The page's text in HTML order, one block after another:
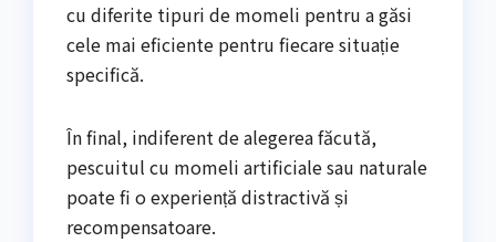
cu diferite tipuri de momeli pentru a găsi
cele mai eficiente pentru fiecare situație
specifică.
În final, indiferent de alegerea făcută,
pescuitul cu momeli artificiale sau naturale
poate fi o experiență distractivă și
recompensatoare.